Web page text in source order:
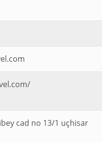
cad no 13/1 uçhisar